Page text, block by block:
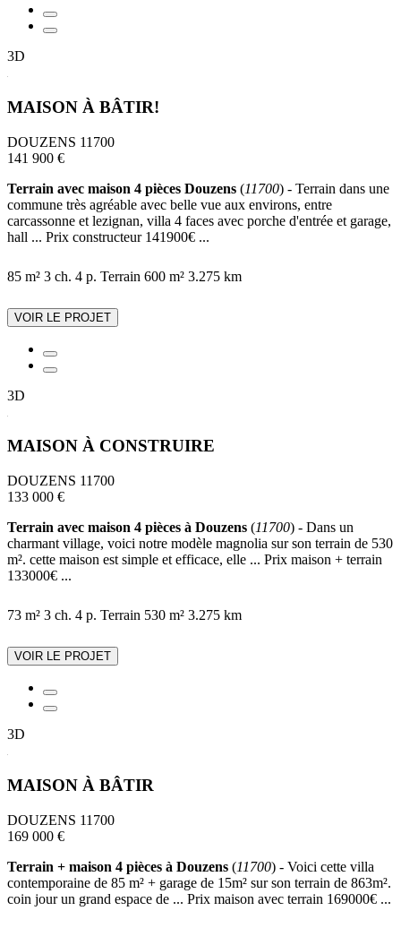
3D
MAISON À BÂTIR!
DOUZENS 11700
141 900 €
Terrain avec maison 4 pièces Douzens (11700) - Terrain dans une
commune très agréable avec belle vue aux environs, entre
carcassonne et lezignan, villa 4 faces avec porche d'entrée et garage,
hall ... Prix constructeur 141900€ ...
85 m² 3 ch. 4 p. Terrain 600 m² 3.275 km
VOIR LE PROJET
3D
MAISON À CONSTRUIRE
DOUZENS 11700
133 000 €
Terrain avec maison 4 pièces à Douzens (11700) - Dans un
charmant village, voici notre modèle magnolia sur son terrain de 530
m². cette maison est simple et efficace, elle ... Prix maison + terrain
133000€ ...
73 m² 3 ch. 4 p. Terrain 530 m² 3.275 km
VOIR LE PROJET
3D
MAISON À BÂTIR
DOUZENS 11700
169 000 €
Terrain + maison 4 pièces à Douzens (11700) - Voici cette villa
contemporaine de 85 m² + garage de 15m² sur son terrain de 863m².
coin jour un grand espace de ... Prix maison avec terrain 169000€ ...